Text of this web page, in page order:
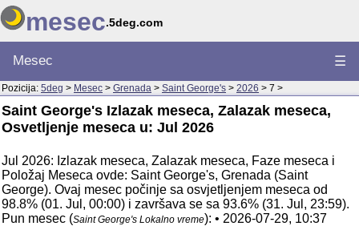
mesec.5deg.com
Mesec ☰
Pozicija: 5deg > Mesec > Grenada > Saint George's > 2026 > 7 >
Saint George's Izlazak meseca, Zalazak meseca,
Osvetljenje meseca u: Jul 2026
Jul 2026: Izlazak meseca, Zalazak meseca, Faze meseca i
Položaj Meseca ovde: Saint George's, Grenada (Saint
George). Ovaj mesec počinje sa osvjetljenjem meseca od
98.8% (01. Jul, 00:00) i završava se sa 93.6% (31. Jul, 23:59).
Pun mesec (Saint George's Lokalno vreme): • 2026-07-29, 10:37